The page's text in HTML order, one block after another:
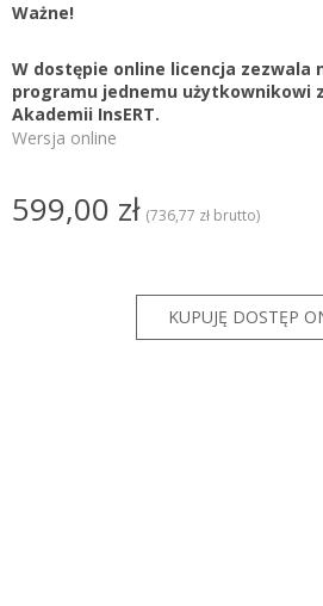
Ważne!
W dostępie online licencja zezwala
programu jednemu użytkownikowi
Akademii InsERT.
Wersja online
599,00 zł (736,77 zł brutto)